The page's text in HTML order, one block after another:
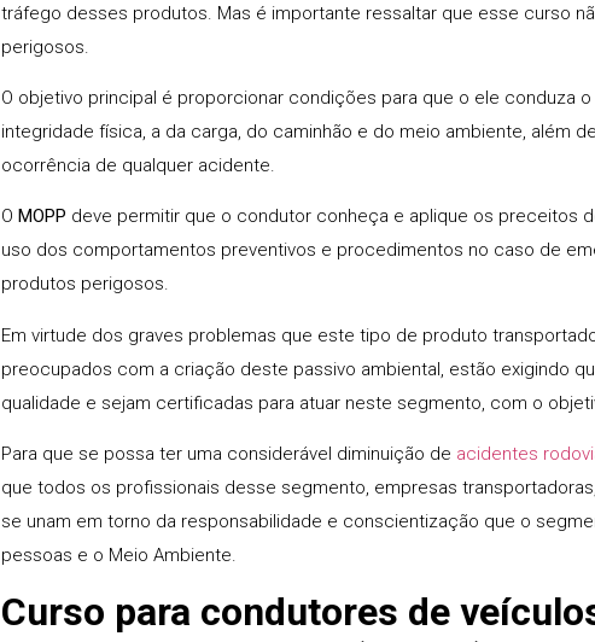
tráfego desses produtos. Mas é importante ressaltar que esse curso
perigosos.
O objetivo principal é proporcionar condições para que o ele conduza
integridade física, a da carga, do caminhão e do meio ambiente, além
ocorrência de qualquer acidente.
O MOPP deve permitir que o condutor conheça e aplique os preceitos
uso dos comportamentos preventivos e procedimentos no caso de
produtos perigosos.
Em virtude dos graves problemas que este tipo de produto
preocupados com a criação deste passivo ambiental, estão exigindo
qualidade e sejam certificadas para atuar neste segmento, com o
Para que se possa ter uma considerável diminuição de acidentes
que todos os profissionais desse segmento, empresas
se unam em torno da responsabilidade e conscientização que o
pessoas e o Meio Ambiente.
Curso para condutores de